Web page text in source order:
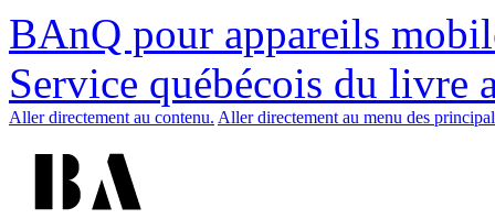
BAnQ pour appareils
Service québécois du livre
Aller directement au contenu. Aller directement au menu des